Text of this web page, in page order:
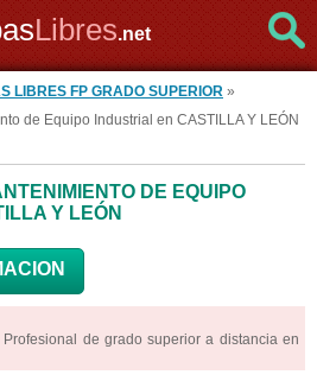
Libres.net
LIBRES FP GRADO SUPERIOR »
de Equipo Industrial en CASTILLA Y LEÓN
DE EQUIPO
Y LEÓN
de grado superior a distancia en